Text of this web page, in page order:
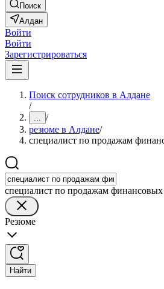
Поиск
Алдан
Войти
Войти
Зарегистрироваться
Поиск сотрудников в Алдане
/
... /
резюме в Алдане/
специалист по продажам
специалист по продажам финансовых
Резюме
Найти